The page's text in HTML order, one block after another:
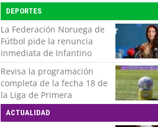
lesiones graves tras
accidente vehicular
DEPORTES
La Federación Noruega de
Fútbol pide la renuncia
inmediata de Infantino
Revisa la programación
completa de la fecha 18 de
la Liga de Primera
ACTUALIDAD